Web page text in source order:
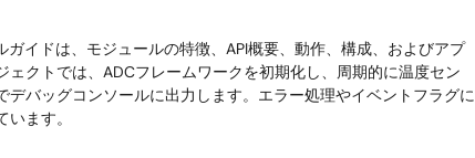
イドは、モジュールの特徴、API概要、動作、構成、およびアプ
クトでは、ADCフレームワークを初期化し、周期的に温度セン
バッグコンソールに出力します。エラー処理やイベントフラグに
ます。